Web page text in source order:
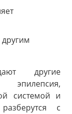
другие
эпилепсия,
системой и
с